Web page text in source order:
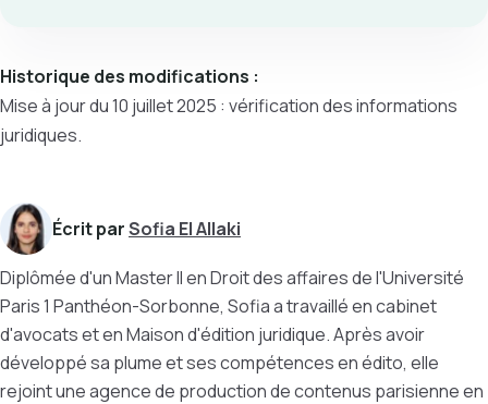
Historique des modifications :
Mise à jour du 10 juillet 2025 : vérification des informations
juridiques.
Écrit parSofia El Allaki
Diplômée d'un Master II en Droit des affaires de l'Université
Paris 1 Panthéon-Sorbonne, Sofia a travaillé en cabinet
d'avocats et en Maison d'édition juridique. Après avoir
développé sa plume et ses compétences en édito, elle
rejoint une agence de production de contenus parisienne en